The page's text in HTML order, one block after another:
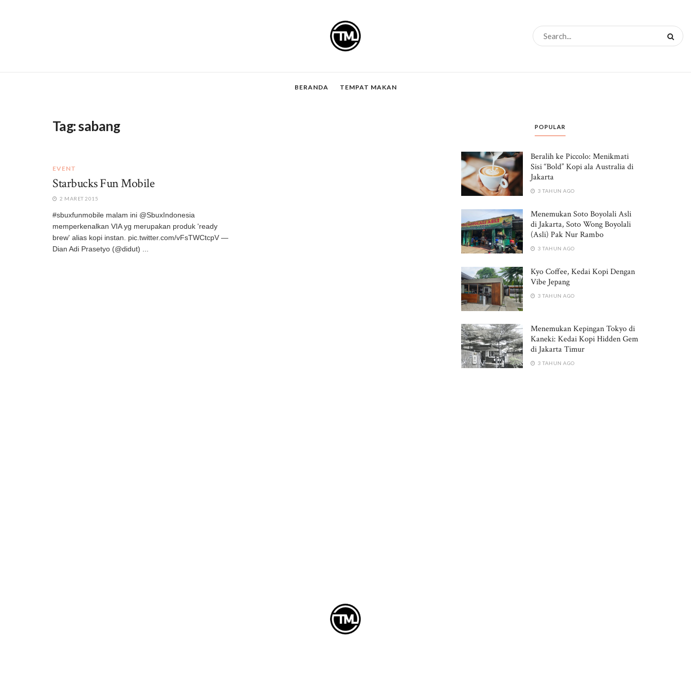
BERANDA TEMPAT MAKAN
Tag:sabang
EVENT
Starbucks Fun Mobile
2 MARET 2015
#sbuxfunmobile malam ini @SbuxIndonesia
memperkenalkan VIA yg merupakan produk 'ready
brew' alias kopi instan. pic.twitter.com/vFsTWCtcpV —
Dian Adi Prasetyo (@didut) ...
POPULAR
Beralih ke Piccolo: Menikmati
Sisi “Bold” Kopi ala Australia di
Jakarta
3 TAHUN AGO
Menemukan Soto Boyolali Asli
di Jakarta, Soto Wong Boyolali
(Asli) Pak Nur Rambo
3 TAHUN AGO
Kyo Coffee, Kedai Kopi Dengan
Vibe Jepang
3 TAHUN AGO
Menemukan Kepingan Tokyo di
Kaneki: Kedai Kopi Hidden Gem
di Jakarta Timur
3 TAHUN AGO